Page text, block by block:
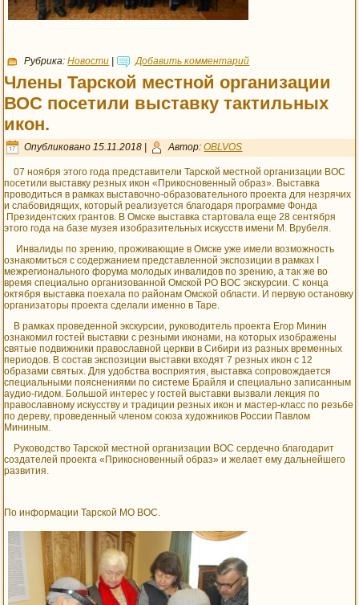
Рубрика: Новости Добавить комментарий
Члены Тарской местной организации
ВОС посетили выставку тактильных
икон.
Опубликовано 15.11.2018 Автор: OBLVOS
07 ноября этого года представители Тарской местной организации ВОС
посетили выставку резных икон «Прикосновенный образ». Выставка
проводиться в рамках выставочно-образовательного проекта для незрячих
и слабовидящих, который реализуется благодаря программе Фонда
Президентских грантов. В Омске выставка стартовала еще 28 сентября
этого года на базе музея изобразительных искусств имени М. Врубеля.
Инвалиды по зрению, проживающие в Омске уже имели возможность
ознакомиться с содержанием представленной экспозиции в рамках I
межрегионального форума молодых инвалидов по зрению, а так же во
время специально организованной Омской РО ВОС экскурсии. С конца
октября выставка поехала по районам Омской области. И первую остановку
организаторы проекта сделали именно в Таре.
В рамках проведенной экскурсии, руководитель проекта Егор Минин
ознакомил гостей выставки с резными иконами, на которых изображены
святые подвижники православной церкви в Сибири из разных временных
периодов. В состав экспозиции выставки входят 7 резных икон с 12
образами святых. Для удобства восприятия, выставка сопровождается
специальными пояснениями по системе Брайля и специально записанным
аудио-гидом. Большой интерес у гостей выставки вызвали лекция по
православному искусству и традиции резных икон и мастер-класс по резьбе
по дереву, проведенный членом союза художников России Павлом
Мининым.
Руководство Тарской местной организации ВОС сердечно благодарит
создателей проекта «Прикосновенный образ» и желает ему дальнейшего
развития.
По информации Тарской МО ВОС.